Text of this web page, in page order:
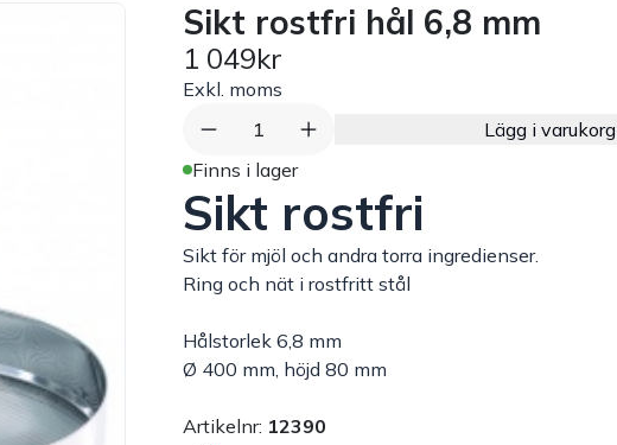
Sikt rostfri hål 6,8 mm
1 049kr
Exkl. moms
1
Lägg i varukorg
Finns i lager
Sikt rostfri
Sikt för mjöl och andra torra ingredienser.
Ring och nät i rostfritt stål
Hålstorlek 6,8 mm
Ø 400 mm, höjd 80 mm
Artikelnr: 12390